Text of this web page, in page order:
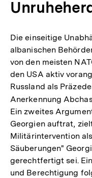
Die einseitige
albanischen
von den meisten
den USA aktiv
Russland als
Anerkennung
Ein zweites
Georgien auftrat,
Militärintervention
Säuberungen"
gerechtfertigt sei.
und Berechtigung